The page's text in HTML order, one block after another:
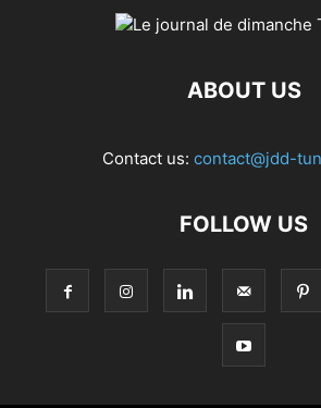
ABOUT US
Contact us: contact@jdd-
FOLLOW US